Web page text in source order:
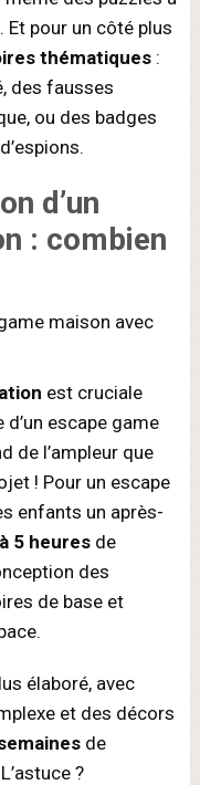
pour un côté plus
thématiques:
des fausses
ou des badges
d’un
: combien
est cruciale
d’un escape game
de l’ampleur que
! Pour un escape
enfants un après-
5 heuresde
des
de base et
élaboré, avec
et des décors
de
?